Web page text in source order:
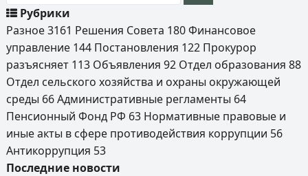
Рубрики
Разное3161 Решения Совета 180Финансовое
управление 144 Постановления 122 Прокурор
разъясняет 113 Объявления 92 Отдел образования 88
Отдел сельского хозяйства и охраны окружающей
среды 66Административные регламенты 64
Пенсионный Фонд РФ 63 Нормативные правовые и
иные акты в сфере противодействия коррупции 56
Антикоррупция 53
Последние новости